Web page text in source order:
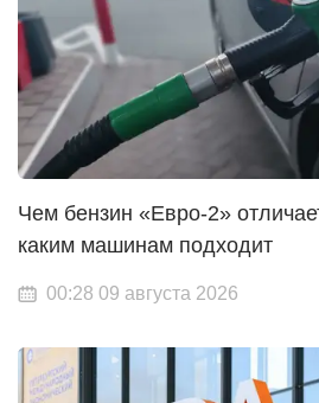
Чем бензин «Евро-2»
каким машинам подходит
00:28 09 августа 2026